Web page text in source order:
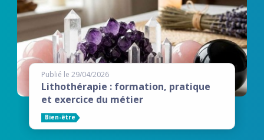
Publié le 29/04/2026
Lithothérapie : formation, pratique
et exercice du métier
Bien-être